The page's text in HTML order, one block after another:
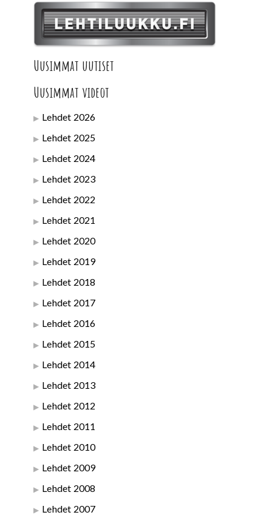
Uusimmat uutiset
Uusimmat videot
Lehdet 2026
Lehdet 2025
Lehdet 2024
Lehdet 2023
Lehdet 2022
Lehdet 2021
Lehdet 2020
Lehdet 2019
Lehdet 2018
Lehdet 2017
Lehdet 2016
Lehdet 2015
Lehdet 2014
Lehdet 2013
Lehdet 2012
Lehdet 2011
Lehdet 2010
Lehdet 2009
Lehdet 2008
Lehdet 2007